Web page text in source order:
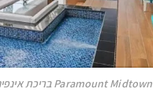
Paramount Midtown בריכת אינפינטי